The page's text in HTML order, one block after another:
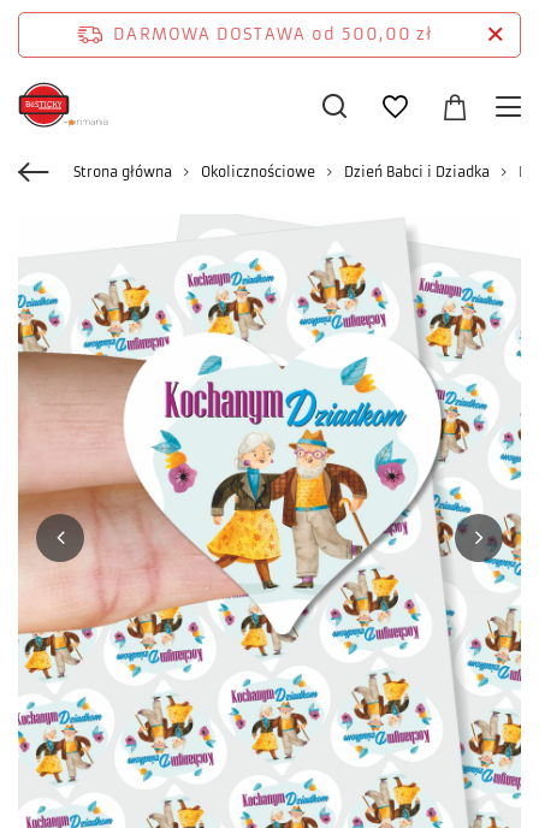
DARMOWA DOSTAWA od 500,00 zł
Strona główna Okolicznościowe Dzień Babci i Dziadka